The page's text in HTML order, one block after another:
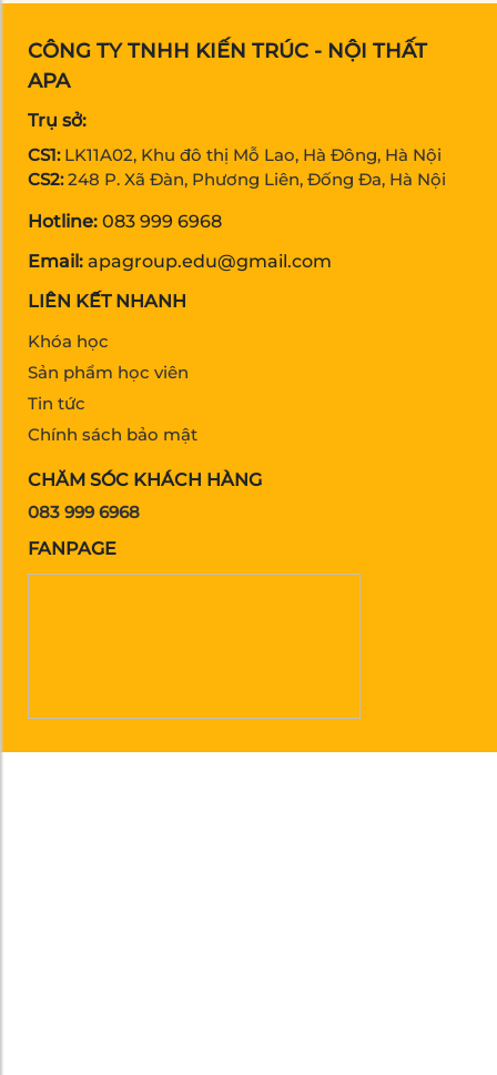
CÔNG TY TNHH KIẾN TRÚC - NỘI THẤT
APA
Trụ sở:
CS1: LK11A02, Khu đô thị Mỗ Lao, Hà Đông, Hà Nội
CS2: 248 P. Xã Đàn, Phương Liên, Đống Đa, Hà Nội
Hotline: 083 999 6968
Email: apagroup.edu@gmail.com
LIÊN KẾT NHANH
Khóa học
Sản phẩm học viên
Tin tức
Chính sách bảo mật
CHĂM SÓC KHÁCH HÀNG
083 999 6968
FANPAGE